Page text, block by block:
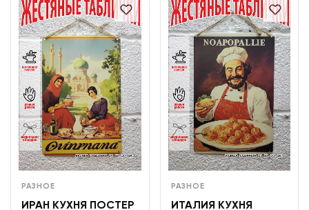
РАЗНОЕ
ИРАН КУХНЯ ПОСТЕР
РАЗНОЕ
ИТАЛИЯ КУХНЯ